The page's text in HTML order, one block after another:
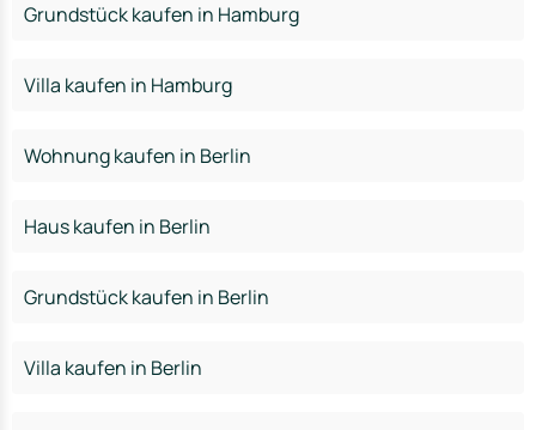
Grundstück kaufen in Hamburg
Villa kaufen in Hamburg
Wohnung kaufen in Berlin
Haus kaufen in Berlin
Grundstück kaufen in Berlin
Villa kaufen in Berlin